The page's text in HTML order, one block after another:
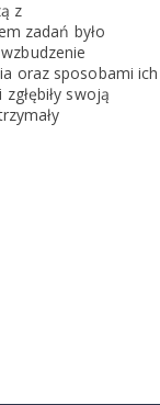
z
zadań było
oraz sposobami ich
swoją